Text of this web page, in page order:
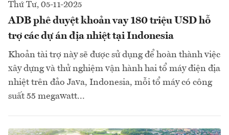
Thứ Tư, 05-11-2025
ADB phê duyệt khoản vay 180 triệu USD hỗ
trợ các dự án địa nhiệt tại Indonesia
Khoản tài trợ này sẽ được sử dụng để hoàn thành việc
xây dựng và thử nghiệm vận hành hai tổ máy điện địa
nhiệt trên đảo Java, Indonesia, mỗi tổ máy có công
suất 55 megawatt...